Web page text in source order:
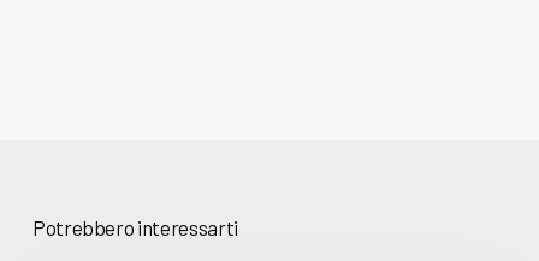
Potrebbero interessarti